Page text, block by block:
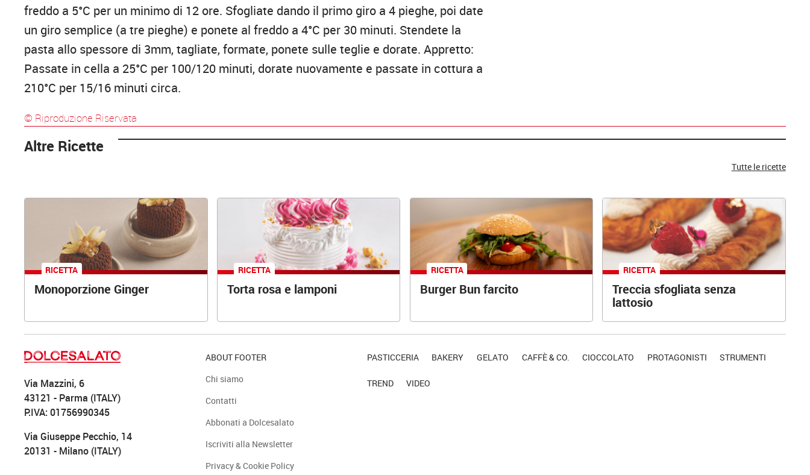
freddo a 5°C per un minimo di 12 ore. Sfogliate dando il primo giro a 4 pieghe, poi date
un giro semplice (a tre pieghe) e ponete al freddo a 4°C per 30 minuti. Stendete la
pasta allo spessore di 3mm, tagliate, formate, ponete sulle teglie e dorate. Appretto:
Passate in cella a 25°C per 100/120 minuti, dorate nuovamente e passate in cottura a
210°C per 15/16 minuti circa.
© Riproduzione Riservata
Altre Ricette
Tutte le ricette
RICETTA
Monoporzione Ginger
RICETTA
Torta rosa e lamponi
RICETTA
Burger Bun farcito
RICETTA
Treccia sfogliata senza
lattosio
Via Mazzini, 6
43121 - Parma (ITALY)
P.IVA: 01756990345
Via Giuseppe Pecchio, 14
20131 - Milano (ITALY)
ABOUT FOOTER
Chi siamo
Contatti
Abbonati a Dolcesalato
Iscriviti alla Newsletter
Privacy & Cookie Policy
PASTICCERIA BAKERY GELATO CAFFÈ & CO. CIOCCOLATO PROTAGONISTI STRUMENTI
TREND VIDEO